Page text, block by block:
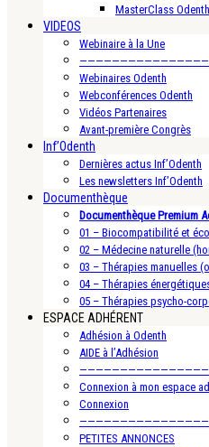
MasterClass
VIDEOS
Webinaire à la Une
Webinaires Odenth
Webconférences Odenth
Vidéos Partenaires
Avant-première Congrès
Inf’Odenth
Dernières actus Inf’Odenth
Les newsletters Inf’Odenth
Documenthèque
Documenthèque Premium
01 – Biocompatibilité et
02 – Médecine naturelle
03 – Thérapies manuelles
04 – Thérapies
05 – Thérapies psycho-
ESPACE ADHÉRENT
Adhésion à Odenth
AIDE à l’Adhésion
Connexion à mon espace
Connexion
PETITES ANNONCES